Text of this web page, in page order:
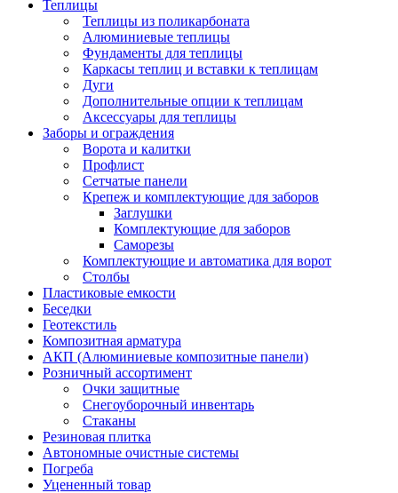
Теплицы
Теплицы из поликарбоната
Алюминиевые теплицы
Фундаменты для теплицы
Каркасы теплиц и вставки к теплицам
Дуги
Дополнительные опции к теплицам
Аксессуары для теплицы
Заборы и ограждения
Ворота и калитки
Профлист
Сетчатые панели
Крепеж и комплектующие для заборов
Заглушки
Комплектующие для заборов
Саморезы
Комплектующие и автоматика для ворот
Столбы
Пластиковые емкости
Беседки
Геотекстиль
Композитная арматура
АКП (Алюминиевые композитные панели)
Розничный ассортимент
Очки защитные
Снегоуборочный инвентарь
Стаканы
Резиновая плитка
Автономные очистные системы
Погреба
Уцененный товар